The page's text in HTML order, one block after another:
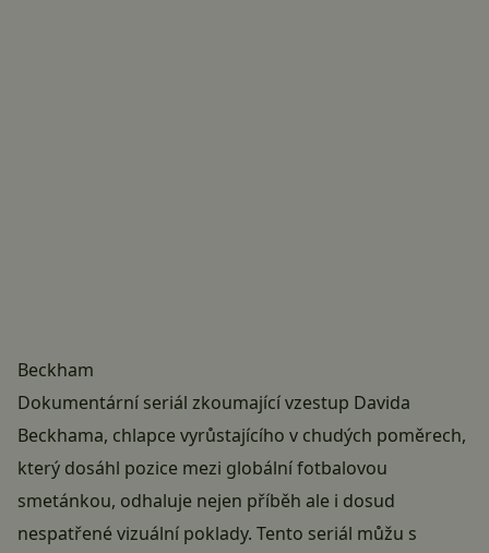
Beckham
Dokumentární seriál zkoumající vzestup Davida
Beckhama, chlapce vyrůstajícího v chudých poměrech,
který dosáhl pozice mezi globální fotbalovou
smetánkou, odhaluje nejen příběh ale i dosud
nespatřené vizuální poklady. Tento seriál můžu s